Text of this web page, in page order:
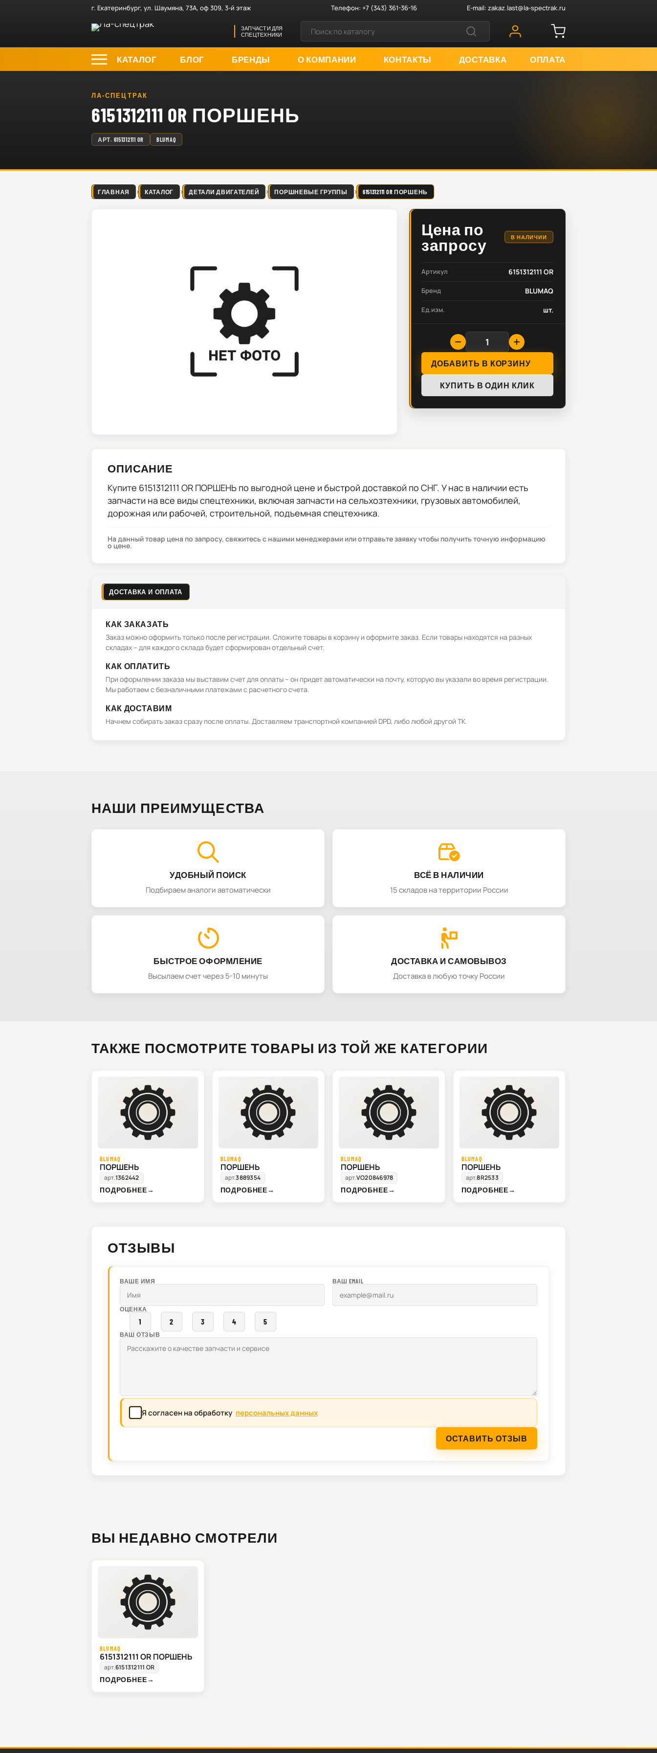
г. Екатеринбург, ул. Шаумяна, 73А, оф 309, 3-й этаж Телефон:+7 (343) 361-36-16 E-mail: zakaz.last@la-spectrak.ru
ЗАПЧАСТИ ДЛЯ
СПЕЦТЕХНИКИ
КАТАЛОГ БЛОГ БРЕНДЫ О КОМПАНИИ КОНТАКТЫ ДОСТАВКА ОПЛАТА
ЛА-СПЕЦТРАК
6151312111 OR ПОРШЕНЬ
АРТ. 6151312111 OR BLUMAQ
ГЛАВНАЯ КАТАЛОГ ДЕТАЛИ ДВИГАТЕЛЕЙ ПОРШНЕВЫЕ ГРУППЫ 6151312111 OR ПОРШЕНЬ
Цена по
запросу
В НАЛИЧИИ
Артикул 6151312111 OR
Бренд BLUMAQ
Ед.изм. шт.
ДОБАВИТЬ В КОРЗИНУ
КУПИТЬ В ОДИН КЛИК
ОПИСАНИЕ
Купите 6151312111 OR ПОРШЕНЬ по выгодной цене и быстрой доставкой по СНГ. У нас в наличии есть
запчасти на все виды спецтехники, включая запчасти на сельхозтехники, грузовых автомобилей,
дорожная или рабочей, строительной, подъемная спецтехника.
На данный товар цена по запросу, свяжитесь с нашими менеджерами или отправьте заявку чтобы получить точную информацию
о цене.
ДОСТАВКА И ОПЛАТА
КАК ЗАКАЗАТЬ
Заказ можно оформить только после регистрации. Сложите товары в корзину и оформите заказ. Если товары находятся на разных
складах – для каждого склада будет сформирован отдельный счет.
КАК ОПЛАТИТЬ
При оформлении заказа мы выставим счет для оплаты – он придет автоматически на почту, которую вы указали во время регистрации.
Мы работаем с безналичными платежами с расчетного счета.
КАК ДОСТАВИМ
Начнем собирать заказ сразу после оплаты. Доставляем транспортной компанией DPD, либо любой другой ТК.
НАШИ ПРЕИМУЩЕСТВА
УДОБНЫЙ ПОИСК
Подбираем аналоги автоматически
ВСЁ В НАЛИЧИИ
15 складов на территории России
БЫСТРОЕ ОФОРМЛЕНИЕ
Высылаем счет через 5-10 минуты
ДОСТАВКА И САМОВЫВОЗ
Доставка в любую точку России
ТАКЖЕ ПОСМОТРИТЕ ТОВАРЫ ИЗ ТОЙ ЖЕ КАТЕГОРИИ
BLUMAQ
ПОРШЕНЬ
арт.1362442
ПОДРОБНЕЕ→
BLUMAQ
ПОРШЕНЬ
арт.3889354
ПОДРОБНЕЕ→
BLUMAQ
ПОРШЕНЬ
арт.VO20846978
ПОДРОБНЕЕ→
BLUMAQ
ПОРШЕНЬ
арт.8R2533
ПОДРОБНЕЕ→
ОТЗЫВЫ
ВАШЕ ИМЯ ВАШ EMAIL
ОЦЕНКА
1 2 3 4 5
ВАШ ОТЗЫВ
Я согласен на обработку персональных данных
ОСТАВИТЬ ОТЗЫВ
ВЫ НЕДАВНО СМОТРЕЛИ
BLUMAQ
6151312111 OR ПОРШЕНЬ
арт.6151312111 OR
ПОДРОБНЕЕ→